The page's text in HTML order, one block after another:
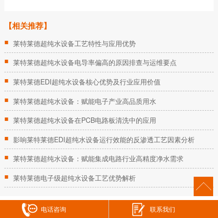
【相关推荐】
■ 莱特莱德超纯水设备工艺特性与应用优势
■ 莱特莱德超纯水设备电导率偏高的原因排查与运维要点
■ 莱特莱德EDI超纯水设备核心优势及行业应用价值
■ 莱特莱德超纯水设备：赋能电子产业高品质用水
■ 莱特莱德超纯水设备在PCB电路板清洗中的应用
■ 影响莱特莱德EDI超纯水设备运行效能的反渗透工艺因素分析
■ 莱特莱德超纯水设备：赋能集成电路行业高精度净水需求
■ 莱特莱德电子级超纯水设备工艺优势解析
电话咨询 联系我们